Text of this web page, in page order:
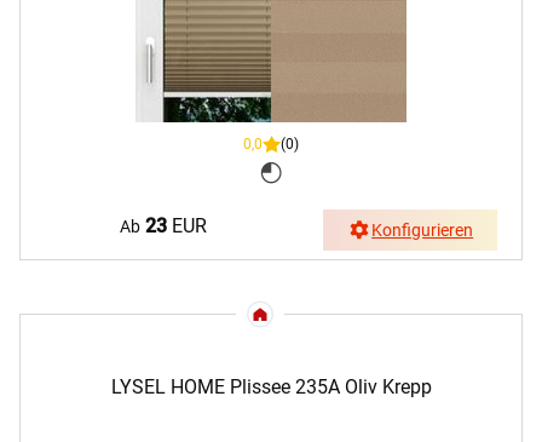
0,0 (0)
Ab 23 EUR Konfigurieren
LYSEL HOME Plissee 235A Oliv Krepp